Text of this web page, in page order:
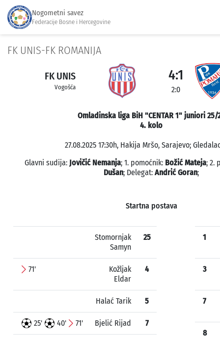
Nogometni savez
Federacije Bosne i Hercegovine
FK UNIS-FK ROMANIJA
FK UNIS
Vogošća
4:1
2:0
Omladinska liga BiH "CENTAR 1" juniori 25/
4. kolo
27.08.2025 17:30h, Hakija Mršo, Sarajevo;
Glavni sudija: Jovičić Nemanja; 1. pomoćnik: Božić Mateja; 2.
Dušan; Delegat: Andrić Goran;
Startna postava
Stomornjak
Samyn
25
71'
Kožljak
Eldar
4
Halać Tarik 5
25' 40' 71' Bjelić Rijad 7
1
3
7
8